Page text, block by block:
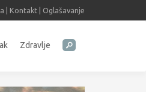
Kontakt Oglašavanje
Zdravlje